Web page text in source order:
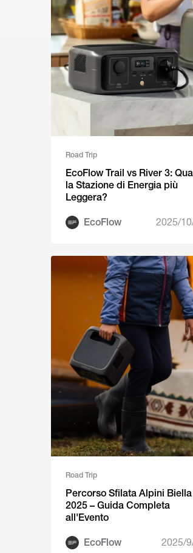
Road Trip
EcoFlow Trail vs River 3:
la Stazione di Energia più
Leggera?
EcoFlow 2025/
Road Trip
Percorso Sfilata Alpini Biella
2025 – Guida Completa
all'Evento
EcoFlow 2025/